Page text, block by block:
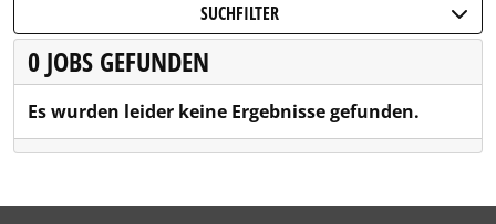
SUCHFILTER
0 JOBS GEFUNDEN
Es wurden leider keine Ergebnisse gefunden.